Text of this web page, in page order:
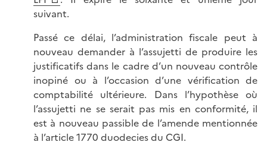
suivant.
Passé ce délai, l’administration fiscale peut à
nouveau demander à l’assujetti de produire les
justificatifs dans le cadre d’un nouveau contrôle
inopiné ou à l’occasion d’une vérification de
comptabilité ultérieure. Dans l’hypothèse où
l’assujetti ne se serait pas mis en conformité, il
est à nouveau passible de l’amende mentionnée
à l’article 1770 duodecies du CGI.